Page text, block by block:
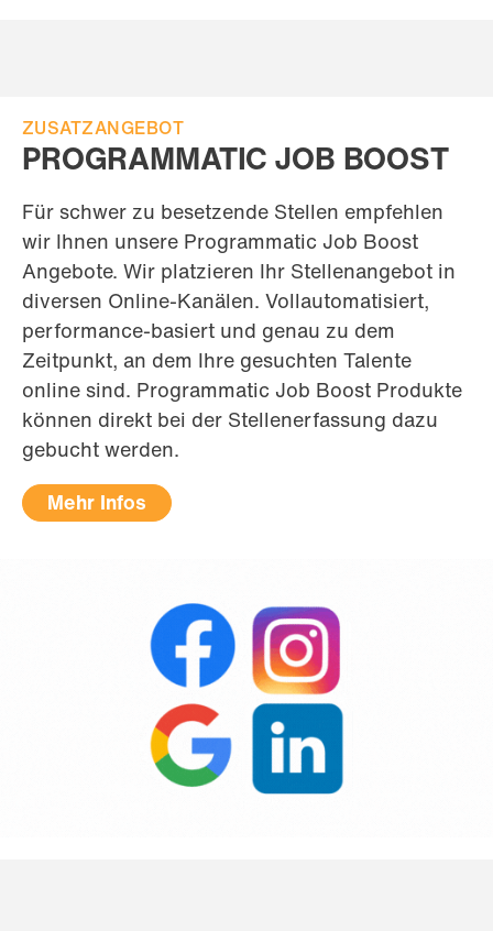
ZUSATZANGEBOT
PROGRAMMATIC JOB BOOST
Für schwer zu besetzende Stellen empfehlen
wir Ihnen unsere Programmatic Job Boost
Angebote. Wir platzieren Ihr Stellenangebot in
diversen Online-Kanälen. Vollautomatisiert,
performance-basiert und genau zu dem
Zeitpunkt, an dem Ihre gesuchten Talente
online sind. Programmatic Job Boost Produkte
können direkt bei der Stellenerfassung dazu
gebucht werden.
Mehr Infos